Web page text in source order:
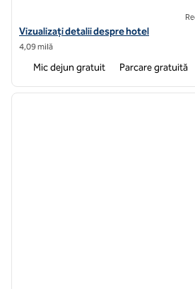
Vizualizați detaliile hotelului pentru
Vizualizați detalii despre hotel
4,09 milă
Mic dejun gratuit Parcare gratuită
1 din 12